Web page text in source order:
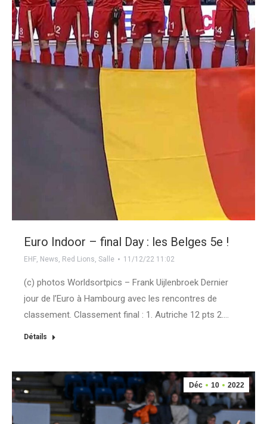
Euro Indoor – final Day : les Belges 5e !
EHF News Red Lions Salle 11/12/22 11:02
(c) photos Worldsortpics – Frank Uijlenbroek Dernier
jour de l’Euro à Hambourg avec les rencontres de
classement. Classement final : 1. Autriche 12 pts 2.…
Détails
Déc 10 2022